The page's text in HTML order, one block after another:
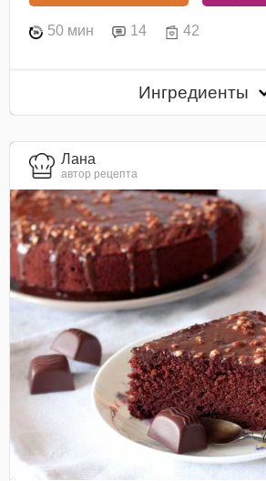
50 мин 14 42
Ингредиенты
Лана
автор рецепта